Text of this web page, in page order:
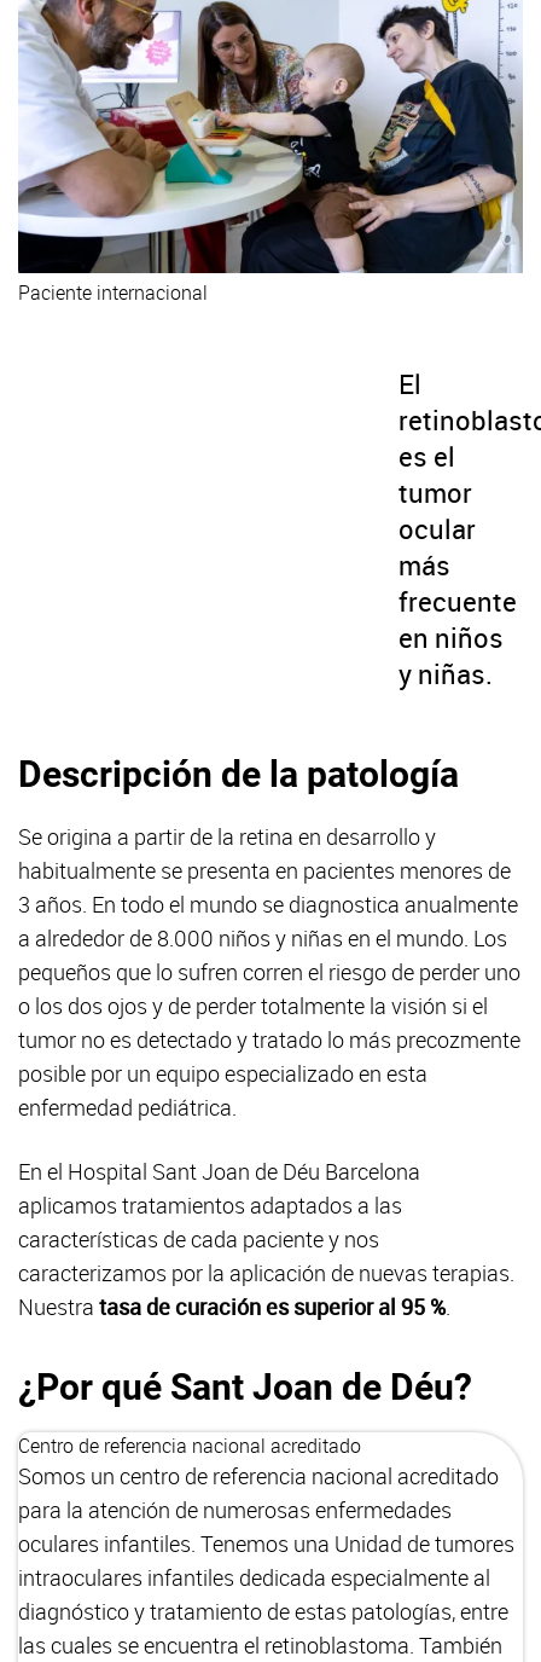
Paciente internacional
El
es el
tumor
ocular
más
frecuente
en niños
y niñas.
Descripción de la patología
Se origina a partir de la retina en desarrollo y
habitualmente se presenta en pacientes menores de
3 años. En todo el mundo se diagnostica anualmente
a alrededor de 8.000 niños y niñas en el mundo. Los
pequeños que lo sufren corren el riesgo de perder uno
o los dos ojos y de perder totalmente la visión si el
tumor no es detectado y tratado lo más precozmente
posible por un equipo especializado en esta
enfermedad pediátrica.
En el Hospital Sant Joan de Déu Barcelona
aplicamos tratamientos adaptados a las
características de cada paciente y nos
caracterizamos por la aplicación de nuevas terapias.
Nuestra tasa de curación es superior al 95 %.
¿Por qué Sant Joan de Déu?
Centro de referencia nacional acreditado
Somos un centro de referencia nacional acreditado
para la atención de numerosas enfermedades
oculares infantiles. Tenemos una Unidad de tumores
intraoculares infantiles dedicada especialmente al
diagnóstico y tratamiento de estas patologías, entre
las cuales se encuentra el retinoblastoma. También